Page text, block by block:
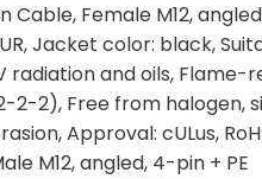
Cable, Female M12,
Jacket color: black,
radiation and oils, Flame-
2-2), Free from halogen,
Approval: cULus,
M12, angled, 4-pin + PE